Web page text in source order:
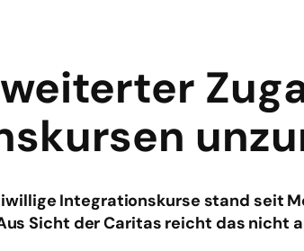
Integrationskurse stand seit
Sicht der Caritas reicht das nicht